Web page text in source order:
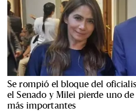
Se rompió el bloque del
el Senado y Milei pierde uno de
más importantes